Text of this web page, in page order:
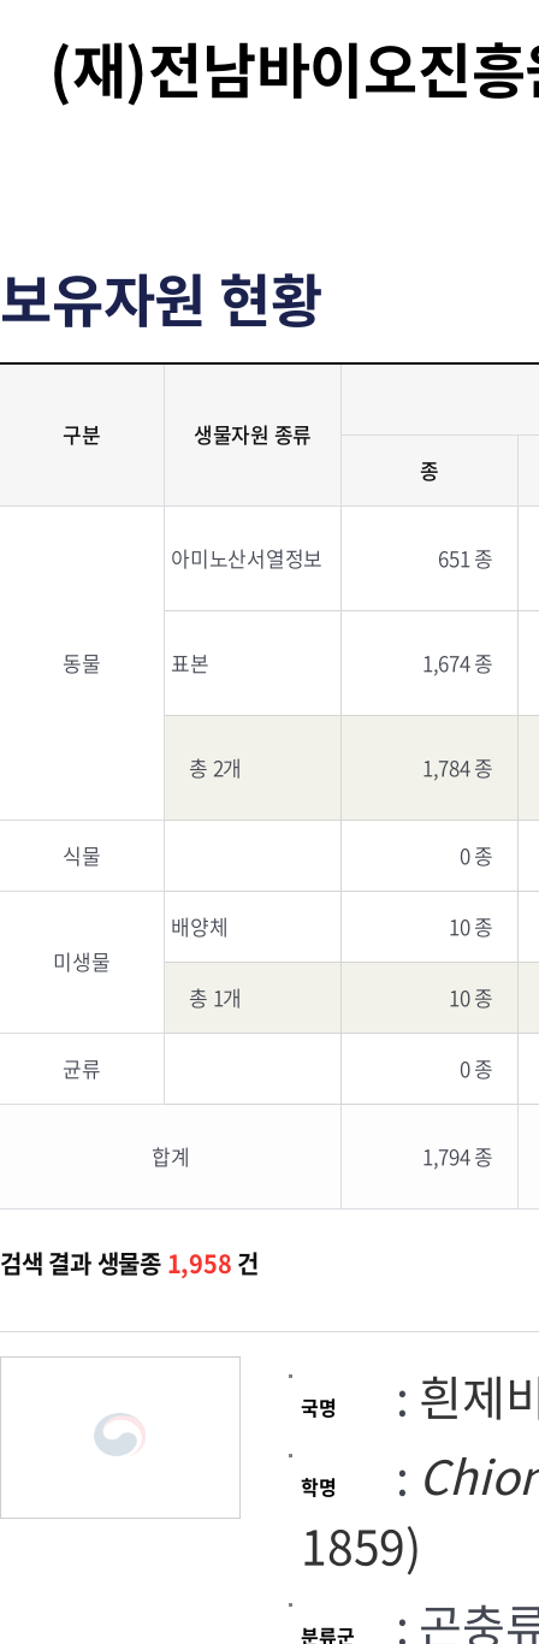
(재)전남바이오진
보유자원 현황
구분
생물자원 종류
종
동물
아미노산서열정보 651 종
표본 1,674 종
총 2개 1,784 종
식물 0 종
미생물
배양체 10 종
총 1개 10 종
균류 0 종
합계 1,794 종
검색 결과 생물종 1,958 건
국명 : 흰제
학명 :
1859)
분류군 : 곤충